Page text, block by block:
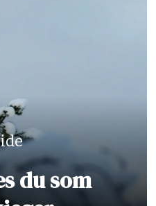
du som